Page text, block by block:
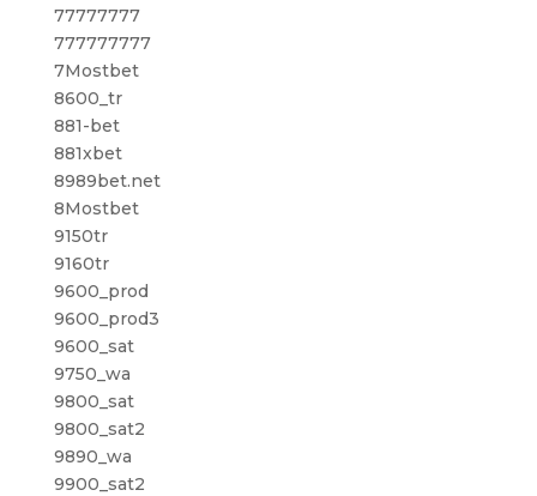
77777777
777777777
7Mostbet
8600_tr
881-bet
881xbet
8989bet.net
8Mostbet
9150tr
9160tr
9600_prod
9600_prod3
9600_sat
9750_wa
9800_sat
9800_sat2
9890_wa
9900_sat2